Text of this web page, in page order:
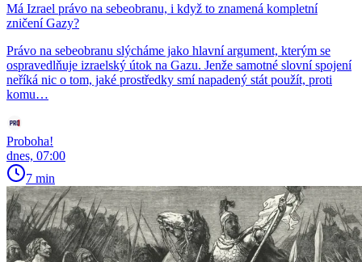
Má Izrael právo na sebeobranu, i když to znamená kompletní
zničení Gazy?
Právo na sebeobranu slýcháme jako hlavní argument, kterým se
ospravedlňuje izraelský útok na Gazu. Jenže samotné slovní spojení
neříká nic o tom, jaké prostředky smí napadený stát použít, proti
komu…
Proboha!
dnes, 07:00
7 min